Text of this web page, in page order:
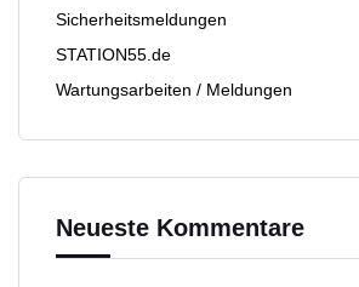
Sicherheitsmeldungen
STATION55.de
Wartungsarbeiten / Meldungen
Neueste Kommentare